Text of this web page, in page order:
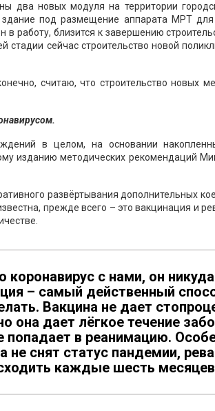
два новых модуля на территории
под размещение аппарата МРТ для
работу, близится к завершению
сейчас строительство новой
считаю, что строительство новых
в целом, на основании
изданию методических рекомендаций
развёртывания дополнительных
прежде всего – это вакцинация и
коронавирус с нами, он
– самый действенный
Вакцина не дает
она дает лёгкое течение
попадает в реанимацию.
не снят статус пандемии,
каждые шесть